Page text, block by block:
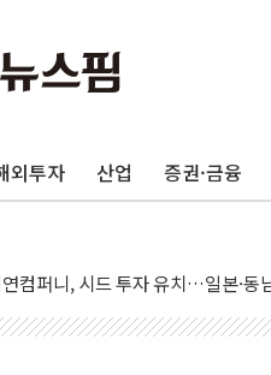
외투자 산업 증권·금융
수협은행, 상상인증권 인수 추진
선부터 요트까지...관세청, 해상
"韓 코스피 약세 장기화 시 주택
, 한미 임주현 지분 100억 가압류